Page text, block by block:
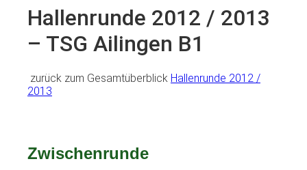
Hallenrunde 2012 / 2013
– TSG Ailingen B1
zurück zum Gesamtüberblick Hallenrunde 2012 /
2013
Zwischenrunde